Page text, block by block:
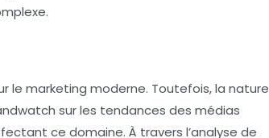
le marketing moderne. Toutefois, la nature
sur les tendances des médias
ce domaine. À travers l’analyse de